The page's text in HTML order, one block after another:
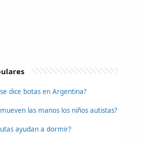
dice botas en Argentina?
las manos los niños autistas?
ayudan a dormir?